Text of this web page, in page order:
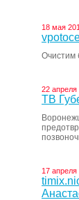
18 мая
Очистим
22 апреля
ТВ
17 апреля